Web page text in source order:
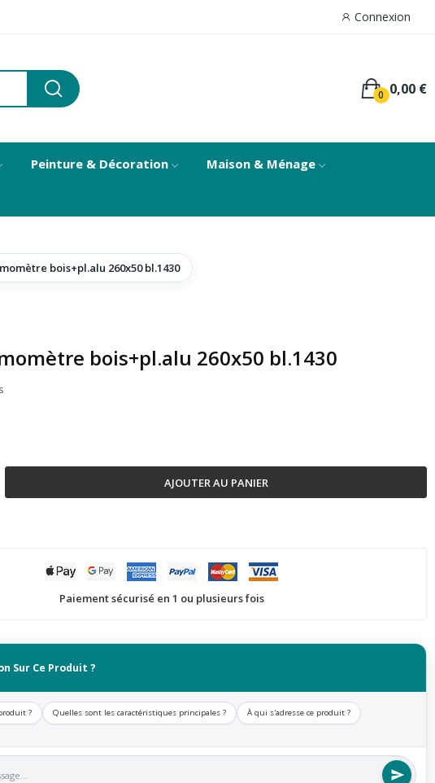
Connexion
0,00 €
0
Peinture & Décoration
Maison & Ménage
bois+pl.alu 260x50 bl.1430
bois+pl.alu 260x50 bl.1430
AJOUTER AU PANIER
Paiement sécurisé en 1 ou plusieurs fois
Sur Ce Produit ?
? Quelles sont les caractéristiques principales ? À qui s'adresse ce produit ?